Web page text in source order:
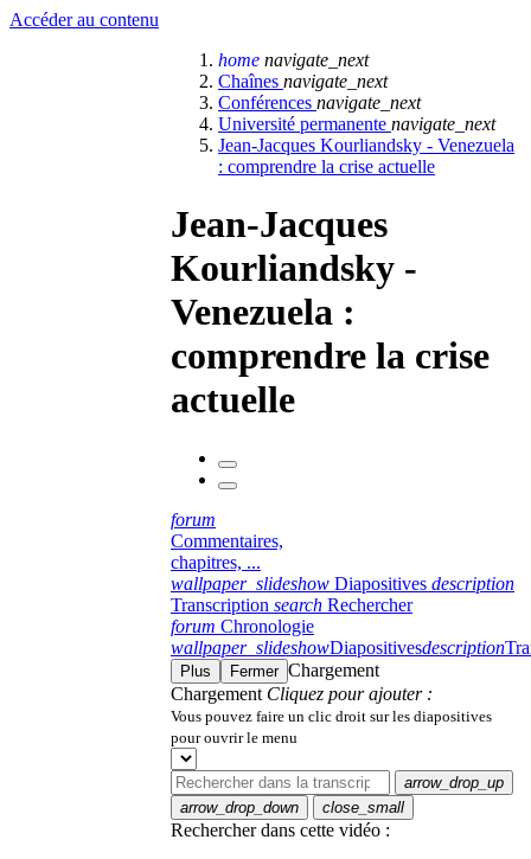
Accéder au contenu
home navigate_next
Chaînes navigate_next
Conférences navigate_next
Université permanente navigate_next
Jean-Jacques Kourliandsky - Venezuela
: comprendre la crise actuelle
Jean-Jacques
Kourliandsky -
Venezuela :
comprendre la crise
actuelle
forum
Commentaires,
chapitres, ...
wallpaper_slideshow Diapositives description
Transcription search Rechercher
forum Chronologie
wallpaper_slideshowDiapositivesdescription
Plus Fermer Chargement
Chargement Cliquez pour ajouter :
Vous pouvez faire un clic droit sur les diapositives
pour ouvrir le menu
arrow_drop_up
arrow_drop_down
close_small
Rechercher dans cette vidéo :